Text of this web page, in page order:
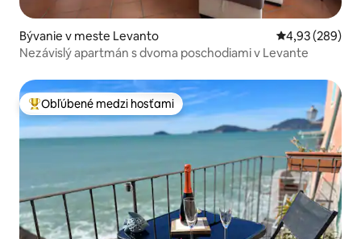
Bývanie v meste Levanto Priemerné
4,93 (289)
Nezávislý apartmán s dvoma poschodiami v Levante
Najobľúbenejšie medzi hosťami
Obľúbené medzi hosťami